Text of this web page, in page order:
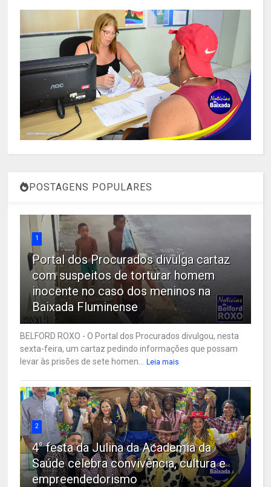
POSTAGENS POPULARES
1
Portal dos Procurados divulga cartaz
com suspeitos de torturar homem
inocente no caso dos meninos na
Baixada Fluminense
BELFORD ROXO - O Portal dos Procurados divulgou, nesta
sexta-feira, um cartaz pedindo informações que possam
levar às prisões de sete homen...
Leia mais
2
4° festa da Julina da Academia da
Saúde celebra convivência, cultura e
empreendedorismo